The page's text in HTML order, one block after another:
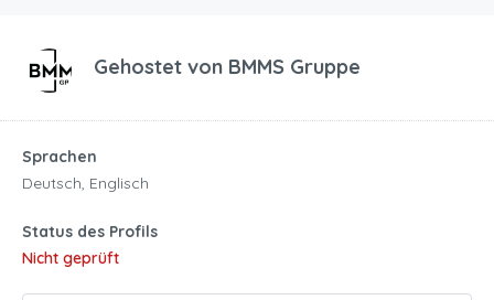
Gehostet von BMMS Gruppe
Sprachen
Deutsch, Englisch
Status des Profils
Nicht geprüft